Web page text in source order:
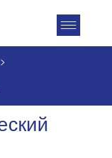
Toggle
>